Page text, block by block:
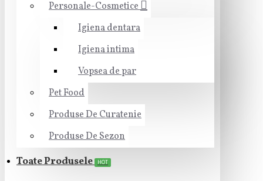
Personale-Cosmetice
Igiena dentara
Igiena intima
Vopsea de par
Pet Food
Produse De Curatenie
Produse De Sezon
Toate Produsele HOT